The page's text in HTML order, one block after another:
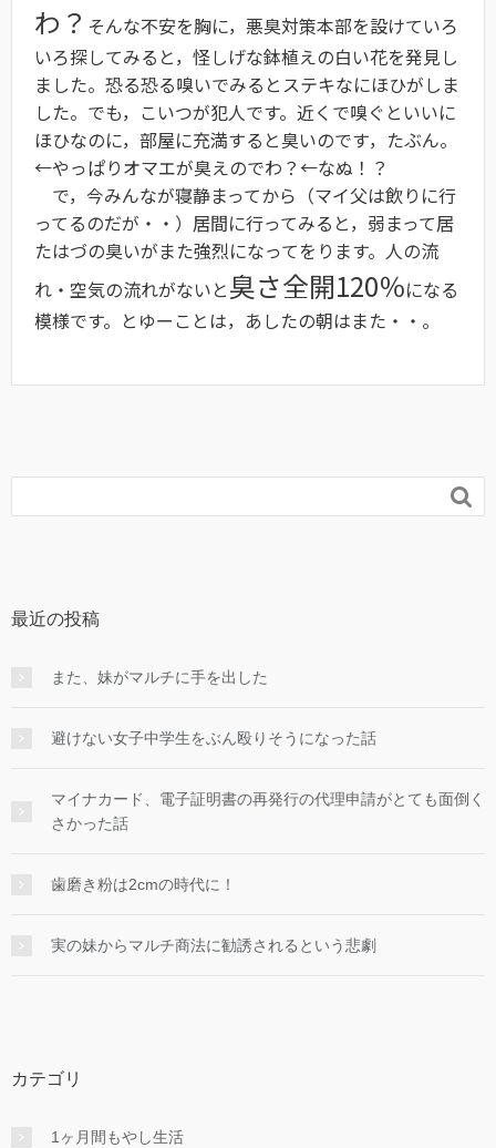
わ？ そんな不安を胸に，悪臭対策本部を設けていろ
いろ探してみると，怪しげな鉢植えの白い花を発見し
ました。恐る恐る嗅いでみるとステキなにほひがしま
した。でも，こいつが犯人です。近くで嗅ぐといいに
ほひなのに，部屋に充満すると臭いのです，たぶん。
←やっぱりオマエが臭えのでわ？←なぬ！？
で，今みんなが寝静まってから（マイ父は飲りに行
ってるのだが・・）居間に行ってみると，弱まって居
たはづの臭いがまた強烈になってをります。人の流
れ・空気の流れがないと臭さ全開120％になる
模様です。とゆーことは，あしたの朝はまた・・。

最近の投稿
また、妹がマルチに手を出した
避けない女子中学生をぶん殴りそうになった話
マイナカード、電子証明書の再発行の代理申請がとても面倒く
さかった話
歯磨き粉は2cmの時代に！
実の妹からマルチ商法に勧誘されるという悲劇
カテゴリ
1ヶ月間もやし生活